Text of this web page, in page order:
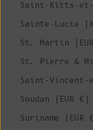
Saint-Kitts-et-
Sainte-Lucie
St. Martin
St. Pierre &
Saint-Vincent-
Soudan (EUR €)
Suriname (EUR